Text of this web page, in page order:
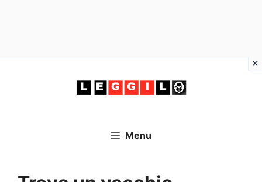
Menu